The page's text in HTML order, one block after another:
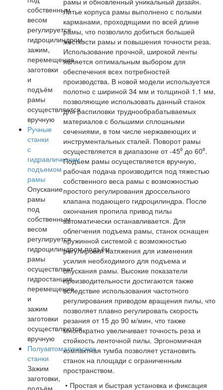
собственным
весом
регулируется
гидроцилиндром,
зажим,
перемещение
заготовки
и
подъём
рамы
осуществляется
вручную
Ручные
станки
с
гидравлическим
подъемом
рамы
Опускание
рамы
под
собственным
весом
регулируется
гидроцилиндром,подъём
рамы
осуществляет
гидростанция,
перемещение
и
зажим
заготовки
осуществляются
вручную
Полуавтоматические
станки
Зажим
заготовки,
подъём
Литье корпуса рамы выполнено с полыми
карманами, проходящими по всей длине
рамы, что позволило добиться большей
жесткости рамы и повышения точности реза.
Использование прочной, широкой ленты
является оптимальным выбором для
обеспечения всех потребностей
производства. В новой модели используется
полотно с шириной 34 мм и толщиной 1.1 мм,
позволяющие использовать данный станок
для распиловки труднообрабатываемых
материалов с большими сплошными
сечениями, в том числе нержавеющих и
инструментальных сталей. Поворот рамы
осуществляется в диапазоне от -45⁰ до 60⁰.
Подъем рамы осуществляется вручную,
рабочая подача производится под тяжестью
собственного веса рамы с возможностью
простого регулирования дроссельного
клапана подающего гидроцилиндра. После
окончания пропила привод пилы
автоматически останавливается. Для
облегчения подъема рамы, станок оснащен
пружинной системой с возможностью
регулировки натяжения для изменения
усилия необходимого для подъема и
опускания рамы. Высокие показатели
производительности достигаются также
вследствие использования частотного
регулирования приводом вращения пилы, что
позволяет плавно регулировать скорость
резания от 15 до 90 м/мин, что также
многократно увеличивает точность реза и
стойкость ленточной пилы. Эргономичная
компактная тумба позволяет установить
станок на площади с ограниченным
пространством.
• Простая и быстрая установка и фиксация